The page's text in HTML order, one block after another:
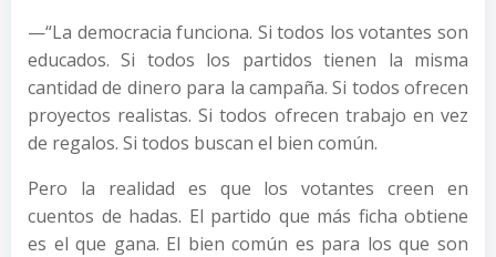
—“La democracia funciona. Si todos los votantes son
educados. Si todos los partidos tienen la misma
cantidad de dinero para la campaña. Si todos ofrecen
proyectos realistas. Si todos ofrecen trabajo en vez
de regalos. Si todos buscan el bien común.
Pero la realidad es que los votantes creen en
cuentos de hadas. El partido que más ficha obtiene
es el que gana. El bien común es para los que son